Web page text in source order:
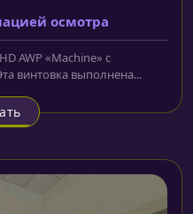
осмотра
AWP «Machine» с
винтовка выполнена...